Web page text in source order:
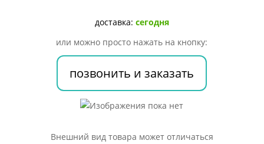
50г
доставка: сегодня
или можно просто нажать на кнопку:
позвонить и заказать
Внешний вид товара может отличаться